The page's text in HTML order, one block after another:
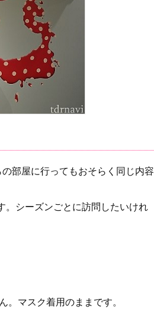
部屋に行ってもおそらく同じ内容
。シーズンごとに訪問したいけれ
マスク着用のままです。